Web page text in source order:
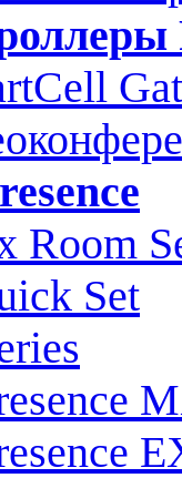
Room
Set